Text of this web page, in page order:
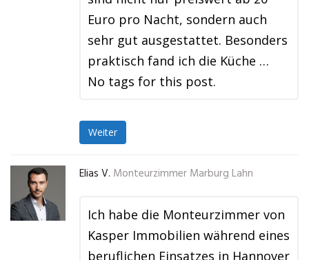
Euro pro Nacht, sondern auch
sehr gut ausgestattet. Besonders
praktisch fand ich die Küche …
No tags for this post.
Weiter
Elias V. Monteurzimmer Marburg Lahn
Ich habe die Monteurzimmer von
Kasper Immobilien während eines
beruflichen Einsatzes in Hannover